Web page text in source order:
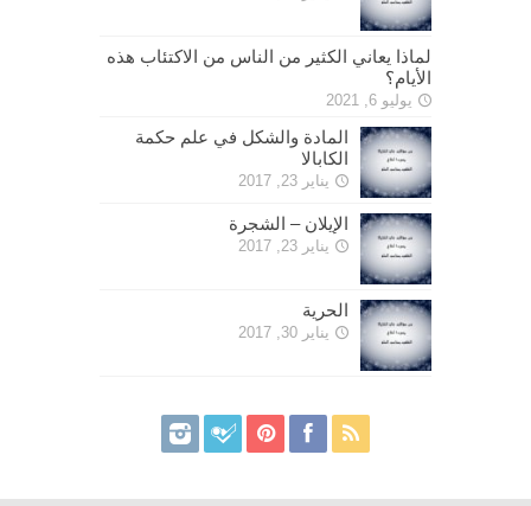
لماذا يعاني الكثير من الناس من الاكتئاب هذه
الأيام؟
يوليو 6, 2021
المادة والشكل في علم حكمة
الكابالا
يناير 23, 2017
الإيلان – الشجرة
يناير 23, 2017
الحرية
يناير 30, 2017